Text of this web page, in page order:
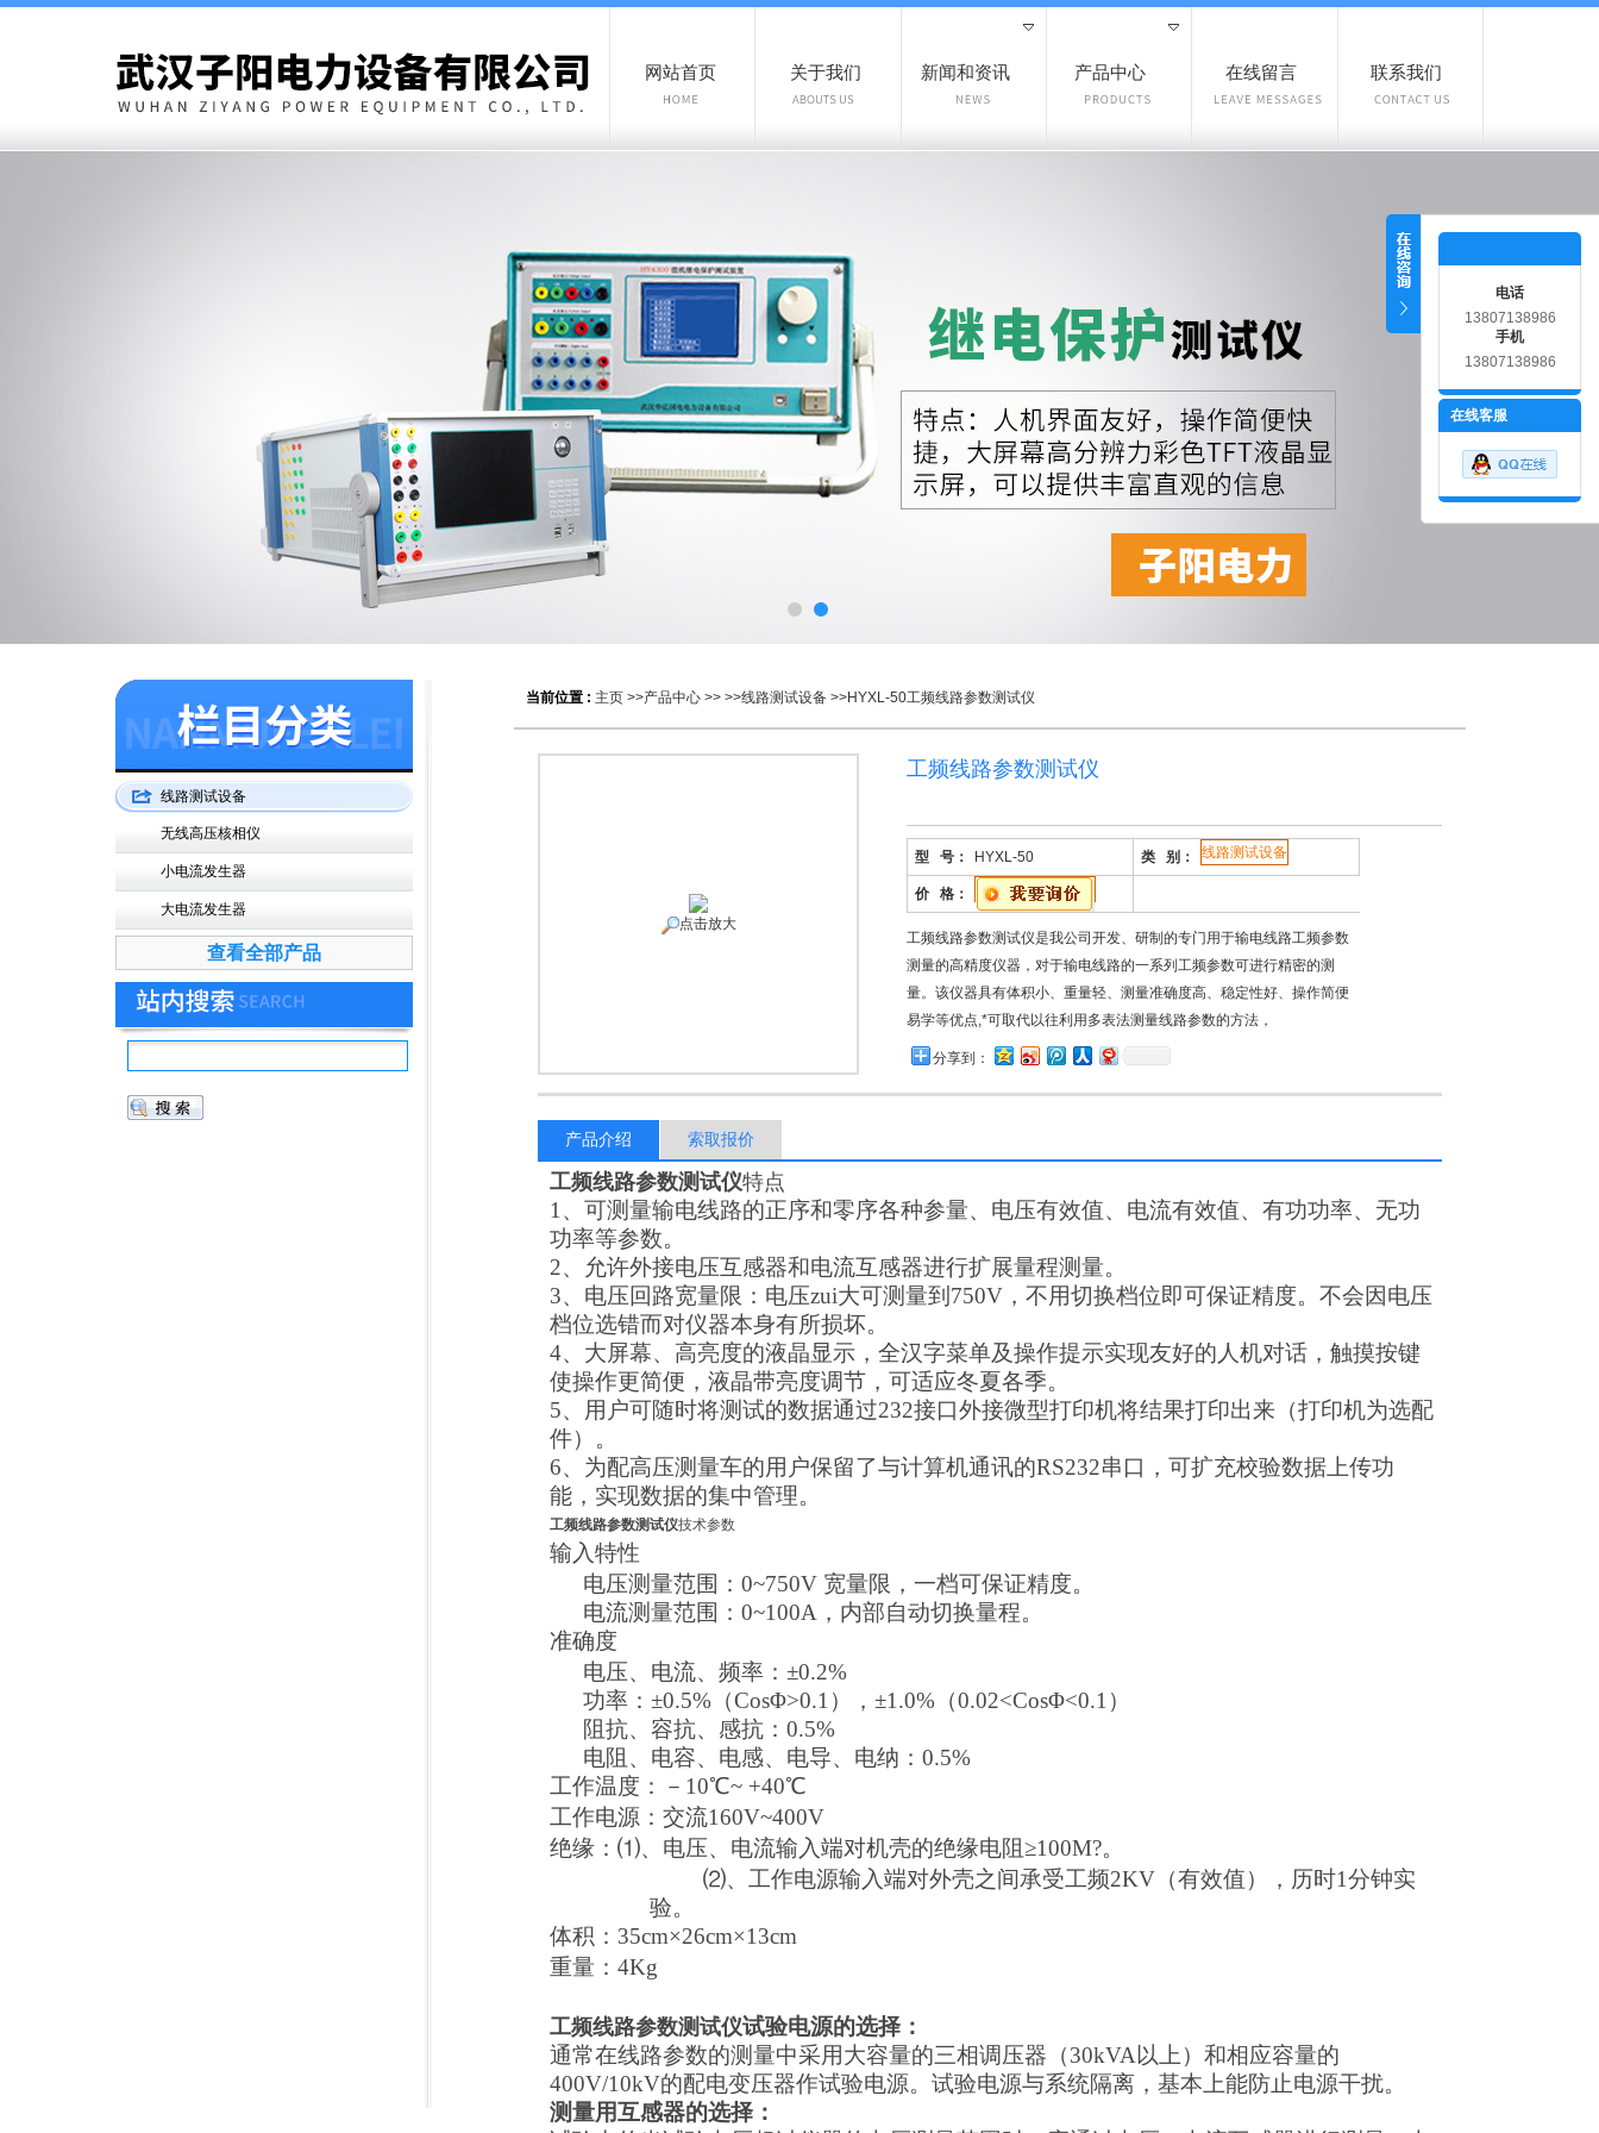
网站首页 关于我们 新闻和资讯 产品中心 在线留言 联系我们
当前位置 : 主页 >>产品中心 >> >>线路测试设备 >>HYXL-50工频线路参数测试仪
工频线路参数测试仪
型 号： HYXL-50 类 别： 线路测试设备
价 格：
工频线路参数测试仪是我公司开发、研制的专门用于输电线路工频参数
测量的高精度仪器，对于输电线路的一系列工频参数可进行精密的测
量。该仪器具有体积小、重量轻、测量准确度高、稳定性好、操作简便
易学等优点,*可取代以往利用多表法测量线路参数的方法，
分享到：
点击放大
产品介绍 索取报价
工频线路参数测试仪特点
1、可测量输电线路的正序和零序各种参量、电压有效值、电流有效值、有功功率、无功
功率等参数。
2、允许外接电压互感器和电流互感器进行扩展量程测量。
3、电压回路宽量限：电压zui大可测量到750V，不用切换档位即可保证精度。不会因电压
档位选错而对仪器本身有所损坏。
4、大屏幕、高亮度的液晶显示，全汉字菜单及操作提示实现友好的人机对话，触摸按键
使操作更简便，液晶带亮度调节，可适应冬夏各季。
5、用户可随时将测试的数据通过232接口外接微型打印机将结果打印出来（打印机为选配
件）。
6、为配高压测量车的用户保留了与计算机通讯的RS232串口，可扩充校验数据上传功
能，实现数据的集中管理。
工频线路参数测试仪技术参数
输入特性
电压测量范围：0~750V 宽量限，一档可保证精度。
电流测量范围：0~100A，内部自动切换量程。
准确度
电压、电流、频率：±0.2%
功率：±0.5%（CosΦ>0.1 ），±1 .0% （0.02<CosΦ<0.1 ）
阻抗、容抗、感抗：0.5%
电阻、电容、电感、电导、电纳：0.5%
工作温度：－10℃~ +40℃
工作电源：交流160V~400V
绝缘：⑴、电压、电流输入端对机壳的绝缘电阻≥100M?。
⑵、工作电源输入端对外壳之间承受工频2KV（有效值），历时1分钟实
验。
体积：35cm×26cm×13cm
重量：4Kg
工频线路参数测试仪试验电源的选择：
通常在线路参数的测量中采用大容量的三相调压器（30kVA以上）和相应容量的
400V/10kV的配电变压器作试验电源。试验电源与系统隔离，基本上能防止电源干扰。
测量用互感器的选择：
线路测试设备
无线高压核相仪
小电流发生器
大电流发生器
查看全部产品
电话
13807138986
手机
13807138986
在线客服